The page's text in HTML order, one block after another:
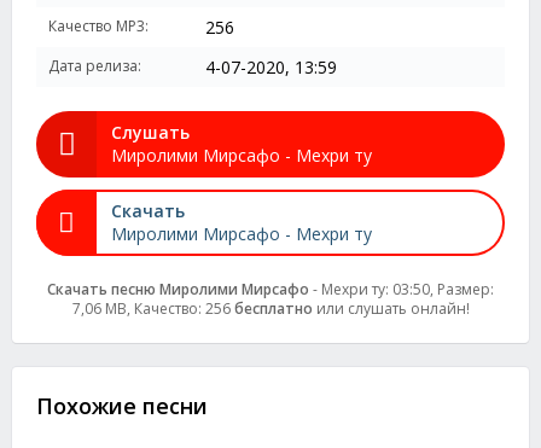
Качество MP3: 256
Дата релиза: 4-07-2020, 13:59
Слушать
Миролими Мирсафо - Мехри ту
Скачать
Миролими Мирсафо - Мехри ту
Скачать песню Миролими Мирсафо - Мехри ту: 03:50, Размер:
7,06 MB, Качество: 256бесплатно или слушать онлайн!
Похожие песни